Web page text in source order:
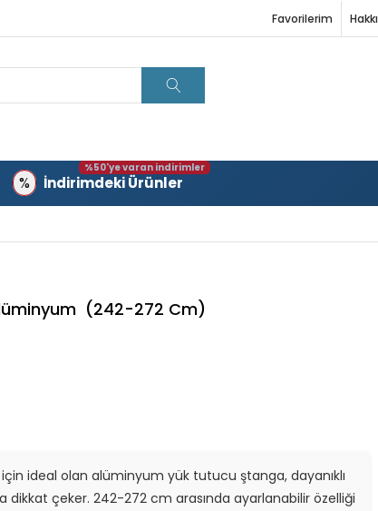
Favorilerim
% İndirimdeki Ürünler
%50'ye varan indirimler
(242-272 Cm)
ideal olan alüminyum yük tutucu ştanga, dayanıklı
dikkat çeker. 242-272 cm arasında ayarlanabilir özelliği